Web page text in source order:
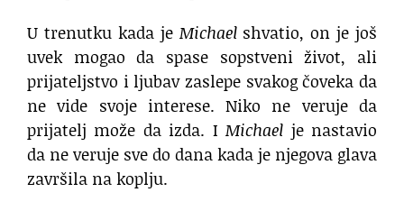
U trenutku kada je Michaelshvatio, on je još
uvek mogao da spase sopstveni život, ali
prijateljstvo i ljubav zaslepe svakog čoveka da
ne vide svoje interese. Niko ne veruje da
prijatelj može da izda. IMichael je nastavio
da ne veruje sve do dana kada je njegova glava
završila na koplju.